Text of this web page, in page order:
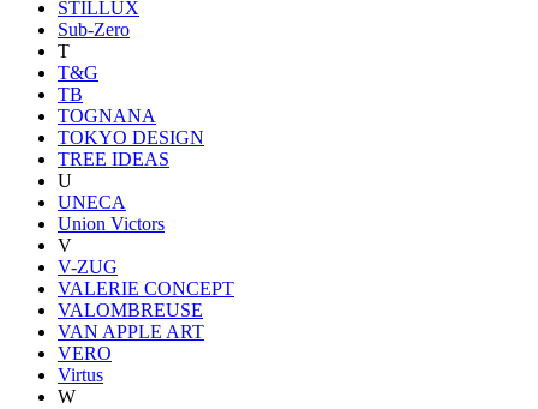
STILLUX
Sub-Zero
T
T&G
TB
TOGNANA
TOKYO DESIGN
TREE IDEAS
U
UNECA
Union Victors
V
V-ZUG
VALERIE CONCEPT
VALOMBREUSE
VAN APPLE ART
VERO
Virtus
W